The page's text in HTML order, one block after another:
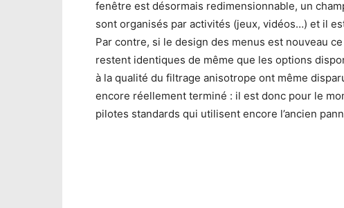
fenêtre est désormais redimensionnable, un
sont organisés par activités (jeux, vidéos…) et il
Par contre, si le design des menus est nouveau
restent identiques de même que les options
à la qualité du filtrage anisotrope ont même
encore réellement terminé : il est donc pour le
pilotes standards qui utilisent encore l’ancien